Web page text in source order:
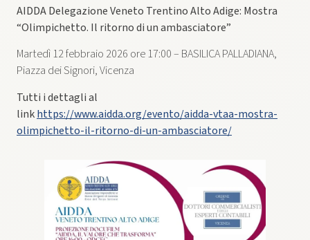
AIDDA Delegazione Veneto Trentino Alto Adige: Mostra
“Olimpichetto. Il ritorno di un ambasciatore”
Martedì 12 febbraio 2026 ore 17:00 – BASILICA PALLADIANA,
Piazza dei Signori, Vicenza
Tutti i dettagli al
linkhttps://www.aidda.org/evento/aidda-vtaa-mostra-
olimpichetto-il-ritorno-di-un-ambasciatore/